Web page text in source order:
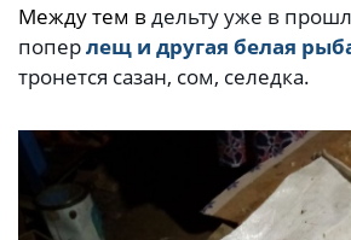
Между тем в дельту уже в
поперлещ и другая белая
тронется сазан, сом, селедка.